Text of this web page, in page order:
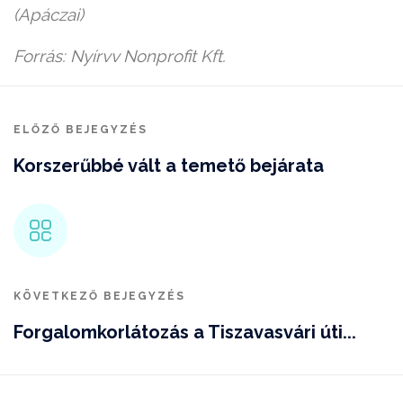
(Apáczai)
Forrás: Nyírvv Nonprofit Kft.
ELŐZŐ BEJEGYZÉS
Korszerűbbé vált a temető bejárata
KÖVETKEZŐ BEJEGYZÉS
Forgalomkorlátozás a Tiszavasvári úti...